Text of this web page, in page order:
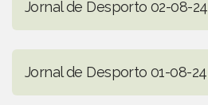
Jornal de Desporto 02-08-24
Jornal de Desporto 01-08-24